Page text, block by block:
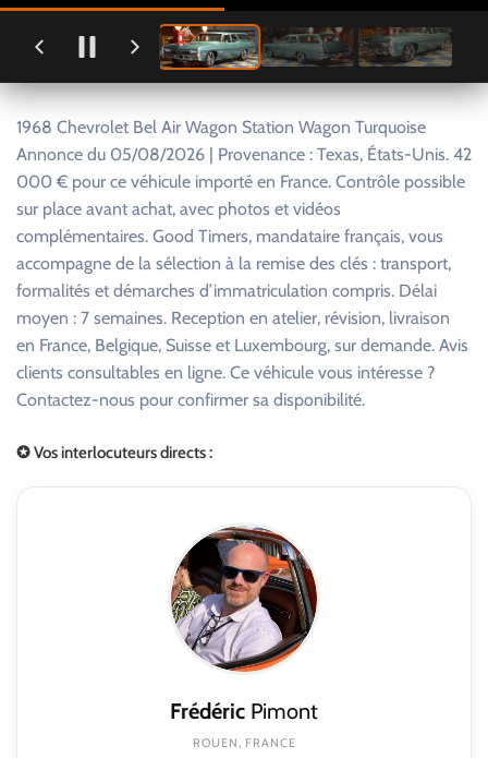
1968 Chevrolet Bel Air Wagon Station Wagon Turquoise
Annonce du 05/08/2026 | Provenance : Texas, États-Unis. 42
000 € pour ce véhicule importé en France. Contrôle possible
sur place avant achat, avec photos et vidéos
complémentaires. Good Timers, mandataire français, vous
accompagne de la sélection à la remise des clés : transport,
formalités et démarches d’immatriculation compris. Délai
moyen : 7 semaines. Reception en atelier, révision, livraison
en France, Belgique, Suisse et Luxembourg, sur demande. Avis
clients consultables en ligne. Ce véhicule vous intéresse ?
Contactez-nous pour confirmer sa disponibilité.
✪ Vos interlocuteurs directs :
Frédéric Pimont
ROUEN, FRANCE